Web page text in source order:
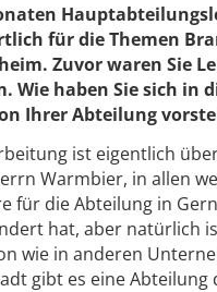
für die Themen
Zuvor waren Sie
Wie haben Sie sich in
Ihrer Abteilung
ist eigentlich
Warmbier, in allen
für die Abteilung in
hat, aber natürlich
wie in anderen
gibt es eine Abteilung